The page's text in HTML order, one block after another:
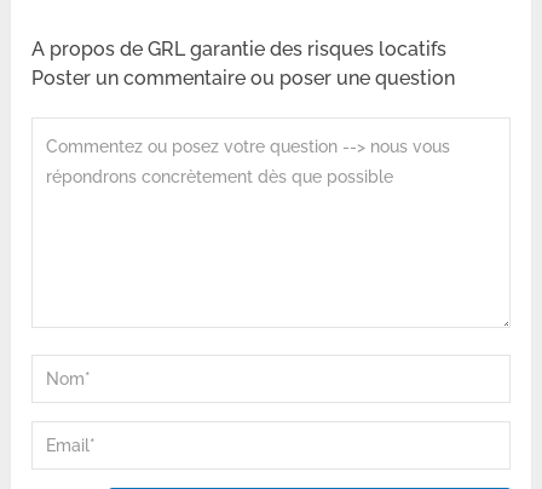
A propos de GRL garantie des risques locatifs
Poster un commentaire ou poser une question